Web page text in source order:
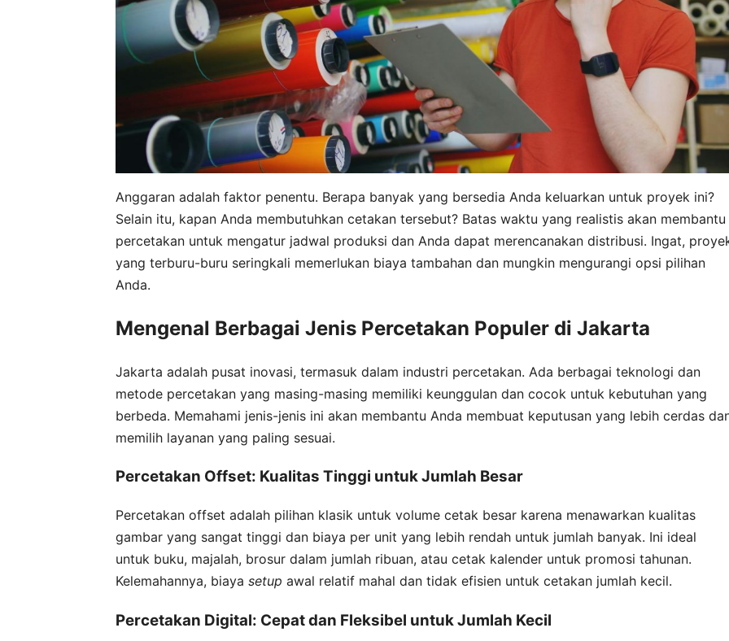
Anggaran adalah faktor penentu. Berapa banyak yang bersedia Anda keluarkan untuk proyek ini?
Selain itu, kapan Anda membutuhkan cetakan tersebut? Batas waktu yang realistis akan membantu
percetakan untuk mengatur jadwal produksi dan Anda dapat merencanakan distribusi. Ingat,
yang terburu-buru seringkali memerlukan biaya tambahan dan mungkin mengurangi opsi pilihan
Anda.
Mengenal Berbagai Jenis Percetakan Populer di Jakarta
Jakarta adalah pusat inovasi, termasuk dalam industri percetakan. Ada berbagai teknologi dan
metode percetakan yang masing-masing memiliki keunggulan dan cocok untuk kebutuhan yang
berbeda. Memahami jenis-jenis ini akan membantu Anda membuat keputusan yang lebih cerdas
memilih layanan yang paling sesuai.
Percetakan Offset: Kualitas Tinggi untuk Jumlah Besar
Percetakan offset adalah pilihan klasik untuk volume cetak besar karena menawarkan kualitas
gambar yang sangat tinggi dan biaya per unit yang lebih rendah untuk jumlah banyak. Ini ideal
untuk buku, majalah, brosur dalam jumlah ribuan, atau cetak kalender untuk promosi tahunan.
Kelemahannya, biaya setup awal relatif mahal dan tidak efisien untuk cetakan jumlah kecil.
Percetakan Digital: Cepat dan Fleksibel untuk Jumlah Kecil